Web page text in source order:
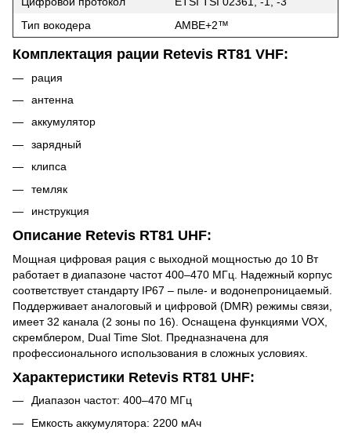
Тип вокодера
AMBE+2™
Комплектация рации Retevis RT81 VHF:
рация
антенна
аккумулятор
зарядный
клипса
темляк
инструкция
Описание Retevis RT81 UHF:
Мощная цифровая рация с выходной мощностью до 10 Вт
работает в диапазоне частот 400–470 МГц. Надежный корпус
соответствует стандарту IP67 – пыле- и водонепроницаемый.
Поддерживает аналоговый и цифровой (DMR) режимы связи,
имеет 32 канала (2 зоны по 16). Оснащена функциями VOX,
скремблером, Dual Time Slot. Предназначена для
профессионального использования в сложных условиях.
Характеристики Retevis RT81 UHF:
Диапазон частот: 400–470 МГц
Емкость аккумулятора: 2200 мАч